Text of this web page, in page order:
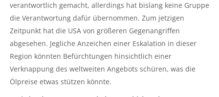
verantwortlich gemacht, allerdings hat bislang keine Gruppe
die Verantwortung dafür übernommen. Zum jetzigen
Zeitpunkt hat die USA von größeren Gegenangriffen
abgesehen. Jegliche Anzeichen einer Eskalation in dieser
Region könnten Befürchtungen hinsichtlich einer
Verknappung des weltweiten Angebots schüren, was die
Ölpreise etwas stützen könnte.